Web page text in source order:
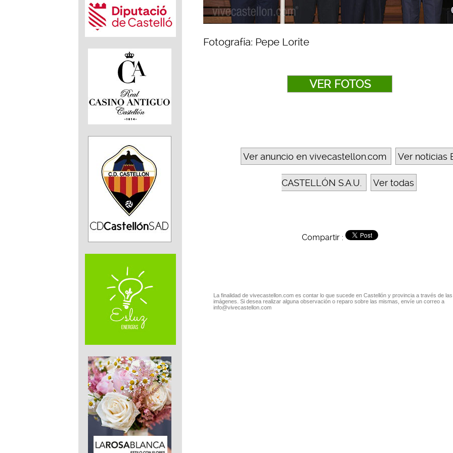
Fotografía: Pepe Lorite
VER FOTOS
Ver anuncio en vivecastellon.com Ver noticias
CASTELLÓN S.A.U. Ver todas
Compartir :
La finalidad de vivecastellon.com es contar lo que sucede en Castellón y provincia a través de las
imágenes. Si desea realizar alguna observación o reparo sobre las mismas, envíe un correo a
info@vivecastellon.com